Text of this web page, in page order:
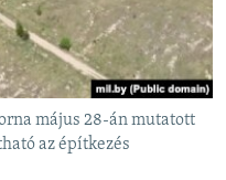
május 28-án mutatott
az építkezés